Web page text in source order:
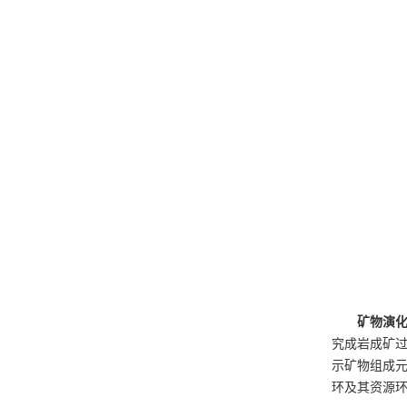
矿物演
究成岩成矿
示矿物组成
环及其资源